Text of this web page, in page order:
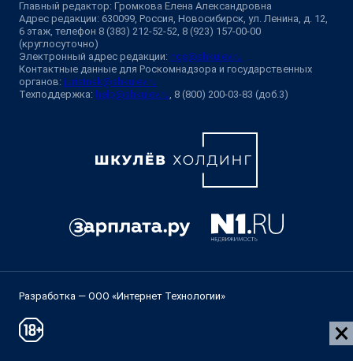
Главный редактор: Громкова Елена Александровна
Адрес редакции: 630099, Россия, Новосибирск, ул. Ленина, д. 12,
6 этаж, телефон 8 (383) 212-52-52, 8 (923) 157-00-00
(круглосуточно)
Электронный адрес редакции: ngs@shkulev.ru
Контактные данные для Роскомнадзора и государственных
органов: juristnsk@shkulev.ru
Техподдержка: help@shkulev.ru , 8 (800) 200-03-83 (доб.3)
Разработка — ООО «Интернет Технологии»